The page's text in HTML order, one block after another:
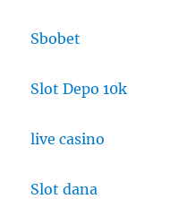
Sbobet
Slot Depo 10k
live casino
Slot dana